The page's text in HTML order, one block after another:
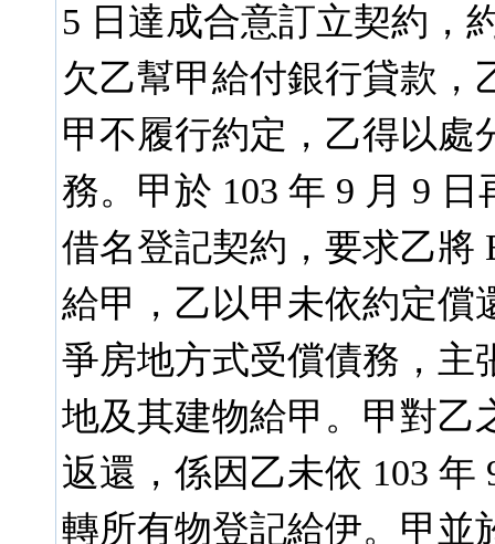
5 日達成合意訂立契約，
欠乙幫甲給付銀行貸款，
甲不履行約定，乙得以處
務。甲於 103 年 9 月 9
借名登記契約，要求乙將
給甲，乙以甲未依約定償
爭房地方式受償債務，主
地及其建物給甲。甲對乙
返還，係因乙未依 103
轉所有物登記給伊。甲並